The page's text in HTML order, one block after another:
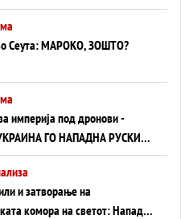
ГИ ЗАМЕНАТ
Сеута: МАРОКО, ЗОШТО?
империја под дронови -
ГО НАПАДНА РУСКИОТ
и затворање на
комора на светот: Нападот